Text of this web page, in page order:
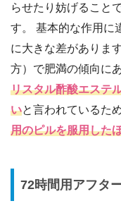
らせたり妨げること
す。 基本的な作用に
に大きな差がありま
方）で肥満の傾向に
リスタル酢酸エステ
いと言われているため
用のピルを服用した
72時間用アフタ